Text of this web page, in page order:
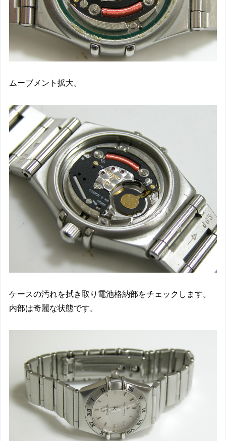
ムーブメント拡大。
ケースの汚れを拭き取り電池格納部をチェックします。
内部は奇麗な状態です。